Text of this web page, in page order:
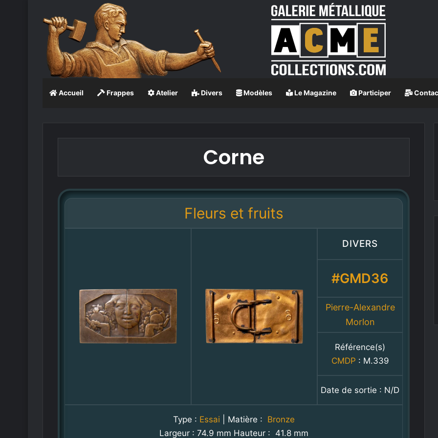
Accueil Frappes Atelier Divers Modèles Le Magazine Participer
Corne
Fleurs et fruits
DIVERS
#GMD36
Pierre-Alexandre
Morlon
Référence(s)
CMDP : M.339
Date de sortie : N/D
Type : Essai | Matière : Bronze
Largeur : 74.9 mm Hauteur : 41.8 mm